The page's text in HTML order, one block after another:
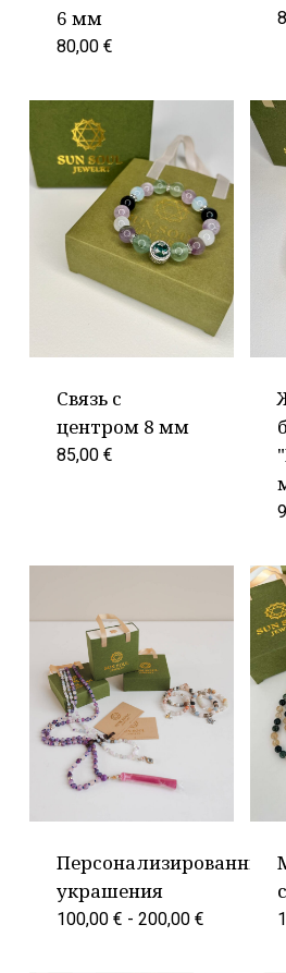
6 мм
80,00 €
Связь с
центром 8 мм
85,00 €
Персонализированные
украшения
100,00 € - 200,00 €